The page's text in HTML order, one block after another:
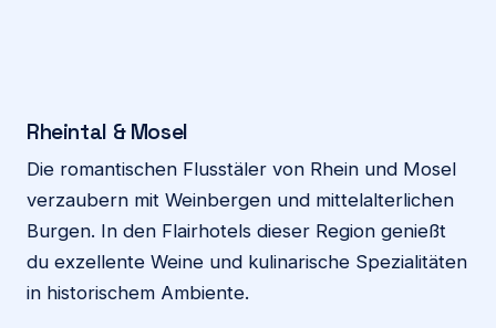
Rheintal & Mosel
Die romantischen Flusstäler von Rhein und Mosel
verzaubern mit Weinbergen und mittelalterlichen
Burgen. In den Flairhotels dieser Region genießt
du exzellente Weine und kulinarische Spezialitäten
in historischem Ambiente.